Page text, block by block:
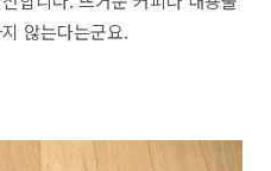
않는다는군요.